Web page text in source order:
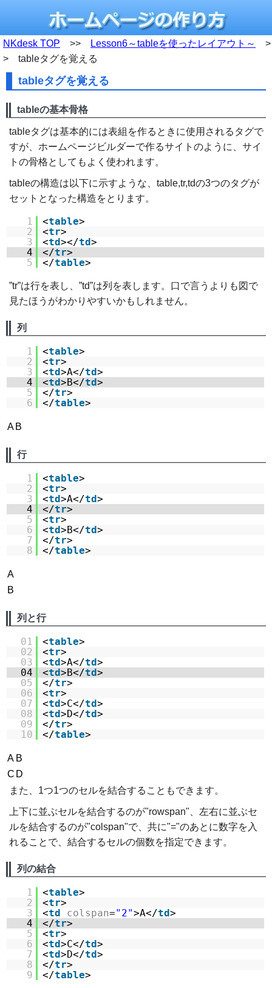
NKdesk TOP >> Lesson6～tableを使ったレイアウト～
>
> tableタグを覚える
tableタグを覚える
tableの基本骨格
tableタグは基本的には表組を作るときに使用されるタグで
すが、ホームページビルダーで作るサイトのように、サイ
トの骨格としてもよく使われます。
tableの構造は以下に示すような、table,tr,tdの3つのタグが
セットとなった構造をとります。
1 <table>
2
<tr>
3
<td></td>
4
</tr>
5
</table>
”tr”は行を表し、”td”は列を表します。口で言うよりも図で
見たほうがわかりやすいかもしれません。
列
1 <table>
2
<tr>
3
<td>A</td>
4
<td>B</td>
5
</tr>
6
</table>
A B
行
1 <table>
2
<tr>
3
<td>A</td>
4
</tr>
5
<tr>
6
<td>B</td>
7
</tr>
8
</table>
A
B
列と行
01 <table>
02
<tr>
03
<td>A</td>
04
<td>B</td>
05
</tr>
06
<tr>
07
<td>C</td>
08
<td>D</td>
09
</tr>
10
</table>
A B
C D
また、1つ1つのセルを結合することもできます。
上下に並ぶセルを結合するのが"rowspan"、左右に並ぶセ
ルを結合するのが"colspan"で、共に"="のあとに数字を入
れることで、結合するセルの個数を指定できます。
列の結合
1 <table>
2
<tr>
3
<td colspan="2">A</td>
4
</tr>
5
<tr>
6
<td>C</td>
7
<td>D</td>
8
</tr>
9
</table>